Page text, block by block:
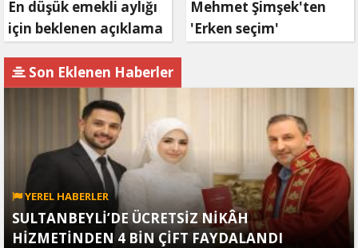
En düşük emekli aylığı
için beklenen açıklama
Mehmet Şimşek'ten
'Erken seçim'
Son Eklenen Haberler
YEREL HABERLER
SULTANBEYLİ’DE ÜCRETSİZ NİKÂH
HİZMETİNDEN 4 BİN ÇİFT FAYDALANDI